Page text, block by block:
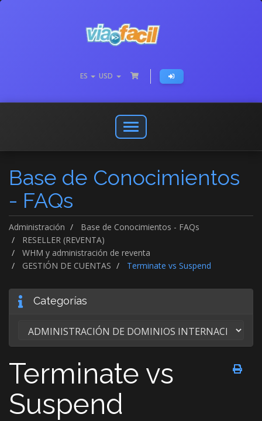
ES USD
Abrir
o
menú
de
Base de Conocimientos
- FAQs
Administración
Base de Conocimientos - FAQs
RESELLER (REVENTA)
WHM y administración de reventa
GESTIÓN DE CUENTAS
Terminate vs Suspend
Categorías
Terminate vs
Suspend